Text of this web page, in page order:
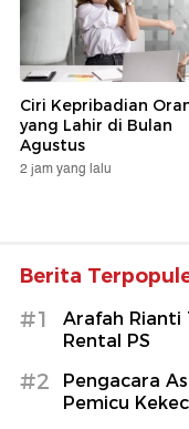
Ciri Kepribadian
yang Lahir di Bulan
Agustus
2 jam yang lalu
Berita
#1
Arafah Rianti
Rental PS
#2
Pengacara
Pemicu